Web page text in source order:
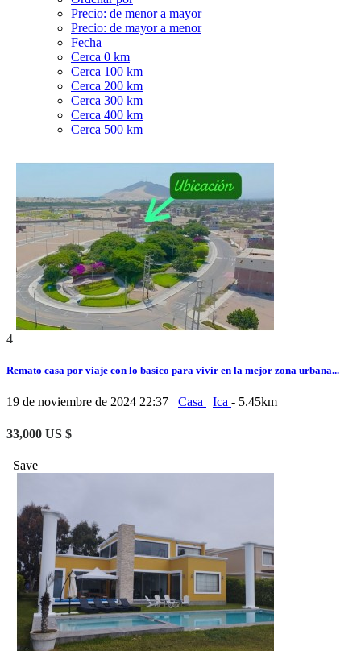
Precio: de menor a mayor
Precio: de mayor a menor
Fecha
Cerca 0 km
Cerca 100 km
Cerca 200 km
Cerca 300 km
Cerca 400 km
Cerca 500 km
4
Remato casa por viaje con lo basico para vivir en la mejor zona urbana...
19 de noviembre de 2024 22:37 Casa Ica - 5.45km
33,000 US $
Save